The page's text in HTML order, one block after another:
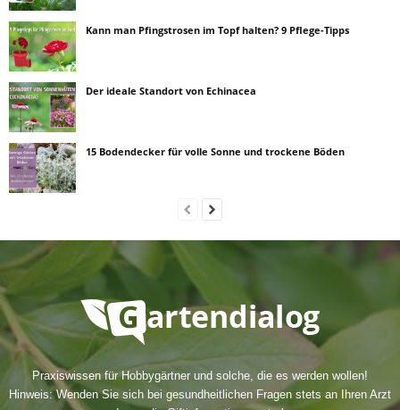
Kann man Pfingstrosen im Topf halten? 9 Pflege-Tipps
Der ideale Standort von Echinacea
15 Bodendecker für volle Sonne und trockene Böden
Praxiswissen für Hobbygärtner und solche, die es werden wollen!
Hinweis: Wenden Sie sich bei gesundheitlichen Fragen stets an Ihren Arzt